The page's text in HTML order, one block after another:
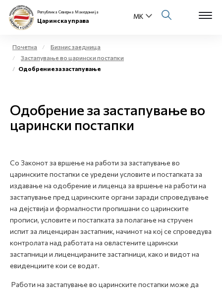
За нас
Open
Бизнис заедница
Медиа центар
Контакт
Е-Весник
Република Северна Македонија
Царинска управа
Почетна
Бизнис заедница
Застапување во царински постапки
Одобрение за застапување
Одобрение за застапување во
царински постапки
Со Законот за вршење на работи за застапување во
царинските постапки се уредени условите и постапката за
издавање на одобрение и лиценца за вршење на работи на
застапување пред царинските органи заради спроведување
на дејствија и формалности пропишани со царинските
прописи, условите и постапката за полагање на стручен
испит за лиценциран застапник, начинот на кој се спроведува
контролата над работата на овластените царински
застапници и лиценцираните застапници, како и видот на
евиденциите кои се водат.
Работи на застапување во царинските постапки може да